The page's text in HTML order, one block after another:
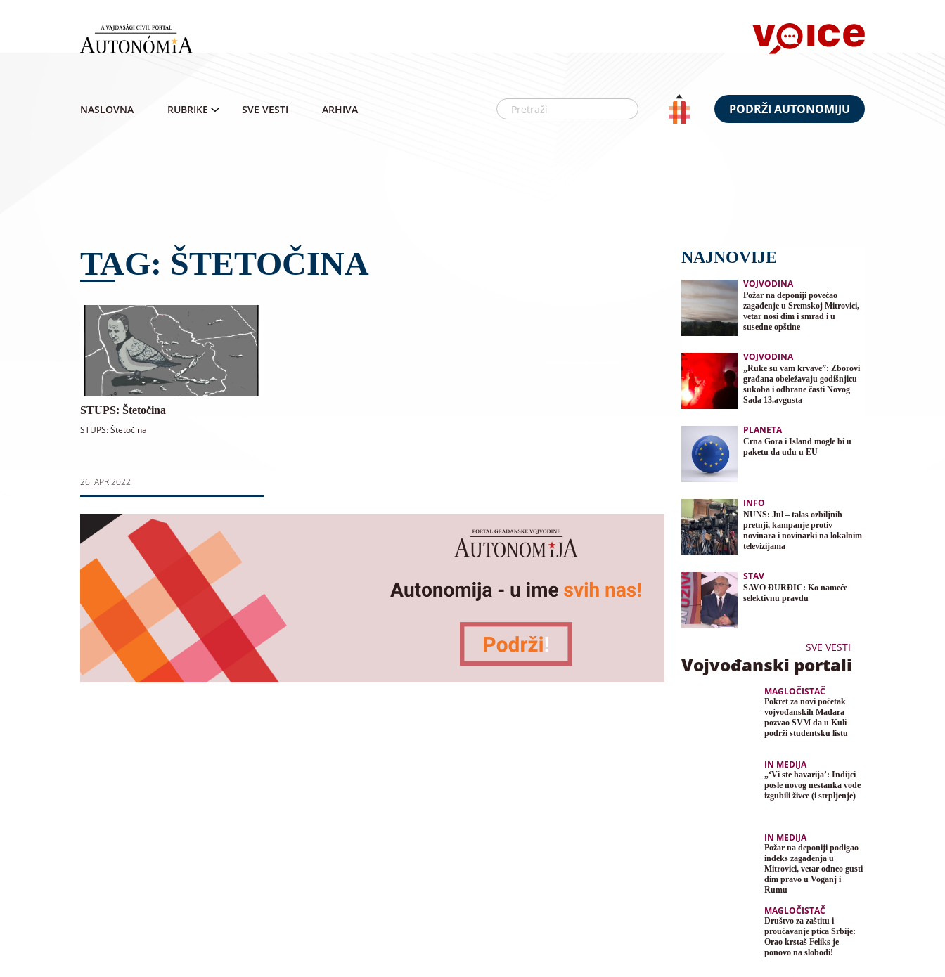
NASLOVNA RUBRIKE SVE VESTI ARHIVA PODRŽI AUTONOMIJU
TAG: ŠTETOČINA
STUPS: Štetočina
STUPS: Štetočina
26. APR 2022
NAJNOVIJE
VOJVODINA
Požar na deponiji povećao
zagađenje u Sremskoj Mitrovici,
vetar nosi dim i smrad i u
susedne opštine
VOJVODINA
„Ruke su vam krvave”: Zborovi
građana obeležavaju godišnjicu
sukoba i odbrane časti Novog
Sada 13.avgusta
PLANETA
Crna Gora i Island mogle bi u
paketu da uđu u EU
INFO
NUNS: Jul – talas ozbiljnih
pretnji, kampanje protiv
novinara i novinarki na lokalnim
televizijama
STAV
SAVO ĐURĐIĆ: Ko nameće
selektivnu pravdu
SVE VESTI
Vojvođanski portali
MAGLOČISTAČ
Pokret za novi početak
vojvođanskih Mađara
pozvao SVM da u Kuli
podrži studentsku listu
IN MEDIJA
„‘Vi ste havarija’: Inđijci
posle novog nestanka vode
izgubili živce (i strpljenje)
IN MEDIJA
Požar na deponiji podigao
indeks zagađenja u
Mitrovici, vetar odneo gusti
dim pravo u Voganj i
Rumu
MAGLOČISTAČ
Društvo za zaštitu i
proučavanje ptica Srbije:
Orao krstaš Feliks je
ponovo na slobodi!